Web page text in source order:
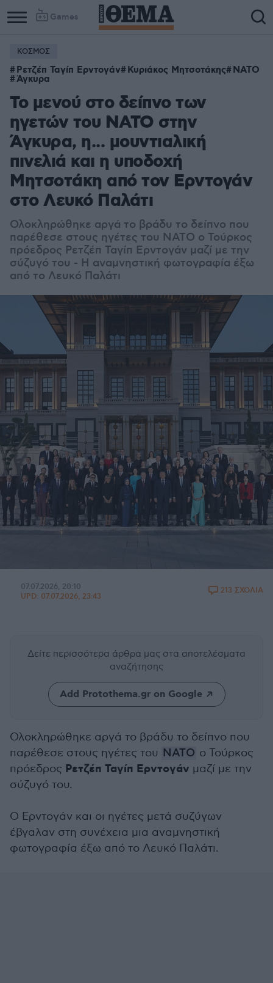
Games
ΚΟΣΜΟΣ
Ρετζέπ Ταγίπ Ερντογάν Κυριάκος Μητσοτάκης ΝΑΤΟ
Άγκυρα
Το μενού στο δείπνο των
ηγετών του NATO στην
Άγκυρα, η... μουντιαλική
πινελιά και η υποδοχή
Μητσοτάκη από τον Ερντογάν
στο Λευκό Παλάτι
Ολοκληρώθηκε αργά το βράδυ το δείπνο που
παρέθεσε στους ηγέτες του NATO ο Τούρκος
πρόεδρος Ρετζέπ Ταγίπ Ερντογάν μαζί με την
σύζυγό του - Η αναμνηστική φωτογραφία έξω
από το Λευκό Παλάτι
07.07.2026, 20:10
UPD: 07.07.2026, 23:43
213 ΣΧΟΛΙΑ
Δείτε περισσότερα άρθρα μας στα αποτελέσματα
αναζήτησης
Add Protothema.gr on Google
Ολοκληρώθηκε αργά το βράδυ το δείπνο που
παρέθεσε στους ηγέτες του NATO ο Τούρκος
πρόεδρος Ρετζέπ Ταγίπ Ερντογάν μαζί με την
σύζυγό του.
Ο Ερντογάν και οι ηγέτες μετά συζύγων
έβγαλαν στη συνέχεια μια αναμνηστική
φωτογραφία έξω από το Λευκό Παλάτι.